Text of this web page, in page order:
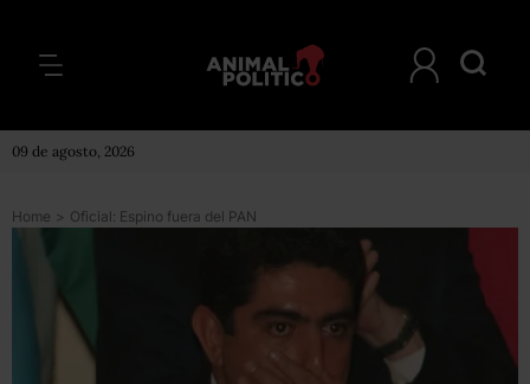
09 de agosto, 2026
Home > Oficial: Espino fuera del PAN